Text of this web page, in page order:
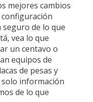
mejores cambios
seguro de lo que
vea lo que
un centavo o
equipos de
de pesas y
solo información
de lo que